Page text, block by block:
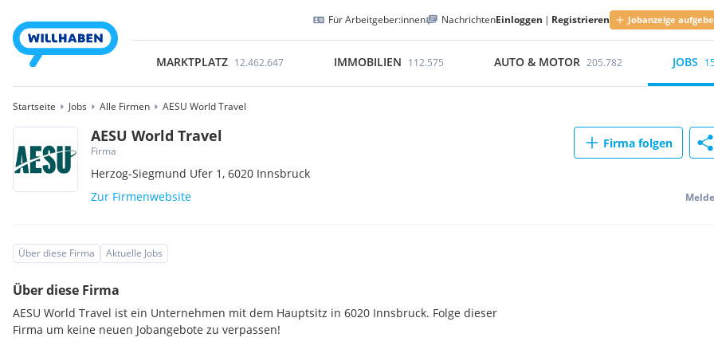
Für Arbeitgeber:innen NachrichtenEinloggen | Registrieren Jobanzeige
MARKTPLATZ 12.462.647 IMMOBILIEN 112.575 AUTO & MOTOR 205.782 JOBS
Startseite Jobs Alle Firmen AESU World Travel
AESU World Travel
Firma
Herzog-Siegmund Ufer 1,6020 Innsbruck
Zur Firmenwebsite
Firma folgen
Über diese Firma Aktuelle Jobs
Über diese Firma
AESU World Travel ist ein Unternehmen mit dem Hauptsitz in 6020 Innsbruck. Folge dieser
Firma um keine neuen Jobangebote zu verpassen!